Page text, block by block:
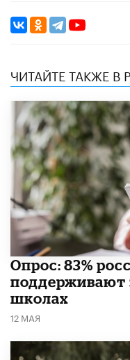
ЧИТАЙТЕ ТАКЖЕ В
Опрос: 83%
поддерживают
школах
12 МАЯ